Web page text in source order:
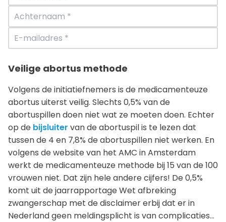
Veilige abortus methode
Volgens de initiatiefnemers is de medicamenteuze
abortus uiterst veilig. Slechts 0,5% van de
abortuspillen doen niet wat ze moeten doen. Echter
op de bijsluiter van de abortuspil is te lezen dat
tussen de 4 en 7,8% de abortuspillen niet werken. En
volgens de website van het AMC in Amsterdam
werkt de medicamenteuze methode bij 15 van de 100
vrouwen niet. Dat zijn hele andere cijfers! De 0,5%
komt uit de jaarrapportage Wet afbreking
zwangerschap met de disclaimer erbij dat er in
Nederland geen meldingsplicht is van complicaties…